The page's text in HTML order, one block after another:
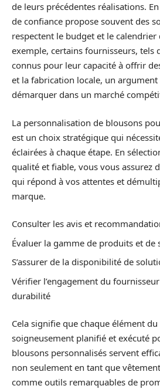
de leurs précédentes réalisations.
de confiance propose souvent des
respectent le budget et le calendrier
exemple, certains fournisseurs, tels
connus pour leur capacité à offrir
et la fabrication locale, un
démarquer dans un marché
La personnalisation de blousons
est un choix stratégique qui
éclairées à chaque étape. En
qualité et fiable, vous vous assurez
qui répond à vos attentes et
marque.
Consulter les avis et
Évaluer la gamme de produits et de
S’assurer de la disponibilité de
Vérifier l’engagement du
durabilité
Cela signifie que chaque élément
soigneusement planifié et exécuté
blousons personnalisés servent
non seulement en tant que
comme outils remarquables de